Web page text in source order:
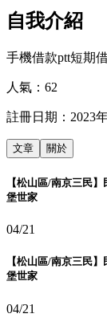
自我介紹
手機借款ptt短期
人氣： 62
註冊日期： 2023
文章 關於
【松山區/南京三民
堡世家
04/21
【松山區/南京三民
堡世家
04/21